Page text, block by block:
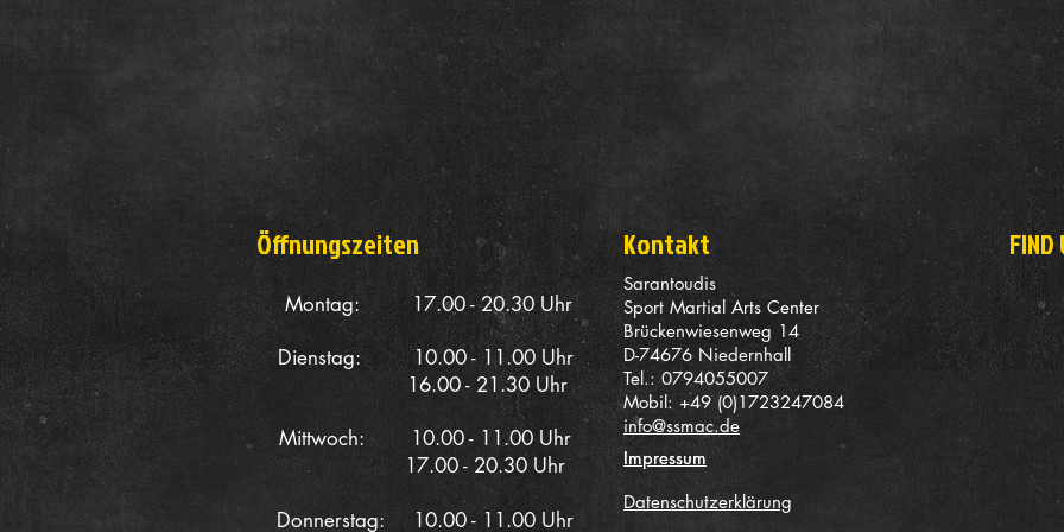
Öffnungszeiten Kontakt
Sarantoudis
Sport Martial Arts Center
Brückenwiesenweg 14
D-74676 Niedernhall
Tel.: 0794055007
Mobil: +49 (0)1723247084
info@ssmac.de
Impressum
Impressum
Datenschutzerklärung
Montag: 17.00 - 20.30 Uhr
Dienstag: 10.00 - 11.00 Uhr
16.00 - 21.30 Uhr
Mittwoch: 10.00 - 11.00 Uhr
17.00 - 20.30 Uhr
Donnerstag: 10.00 - 11.00 Uhr
FIND